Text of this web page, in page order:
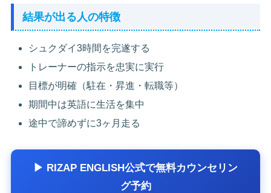
結果が出る人の特徴
シュクダイ3時間を完遂する
トレーナーの指示を忠実に実行
目標が明確（駐在・昇進・転職等）
期間中は英語に生活を集中
途中で諦めずに3ヶ月走る
▶ RIZAP ENGLISH公式で無料カウンセリン
グ予約